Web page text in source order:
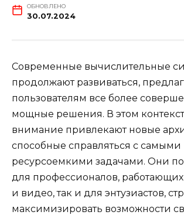
ОБНОВЛЕНО
30.07.2024
Современные вычислительные
продолжают развиваться,
пользователям все более
мощные решения. В этом
внимание привлекают новые
способные справляться с самыми
ресурсоемкими задачами. Они
для профессионалов,
и видео, так и для энтузиастов,
максимизировать возможности